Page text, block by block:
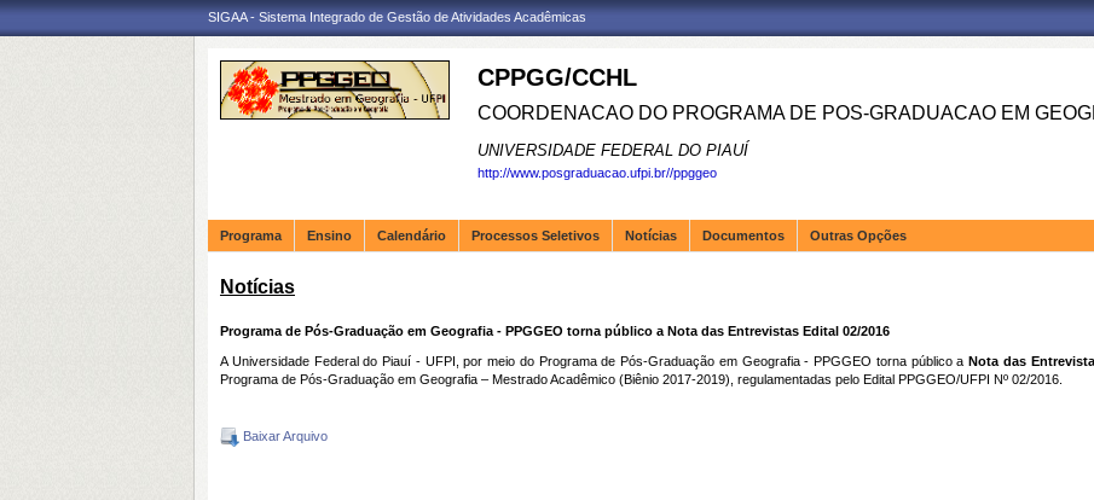
SIGAA - Sistema Integrado de Gestão de Atividades Acadêmicas
CPPGG/CCHL
COORDENACAO DO PROGRAMA DE POS-GRADUACAO EM
UNIVERSIDADE FEDERAL DO PIAUÍ
http://www.posgraduacao.ufpi.br//ppggeo
Programa Ensino Calendário Processos Seletivos Notícias Documentos Outras Opções
Notícias
Programa de Pós-Graduação em Geografia - PPGGEO torna público a Nota das Entrevistas Edital 02/2016
A Universidade Federal do Piauí - UFPI, por meio do Programa de Pós-Graduação em Geografia - PPGGEO torna público aNota das
Programa de Pós-Graduação em Geografia – Mestrado Acadêmico (Biênio 2017-2019), regulamentadas pelo Edital PPGGEO/UFPI Nº 02/2016.
Baixar Arquivo